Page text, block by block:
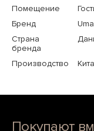
Помещение
Бренд
Страна
бренда
Производство
Покупают